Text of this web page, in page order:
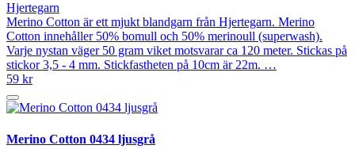
Hjertegarn
Merino Cotton är ett mjukt blandgarn från Hjertegarn. Merino
Cotton innehåller 50% bomull och 50% merinoull (superwash).
Varje nystan väger 50 gram viket motsvarar ca 120 meter. Stickas på
stickor 3,5 - 4 mm. Stickfastheten på 10cm är 22m. …
59 kr
Merino Cotton 0434 ljusgrå